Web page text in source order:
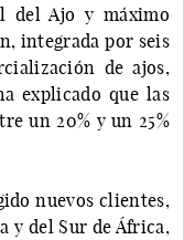
del Ajo y máximo
integrada por seis
de ajos,
explicado que las
un 20% y un 25%
nuevos clientes,
y del Sur de África,